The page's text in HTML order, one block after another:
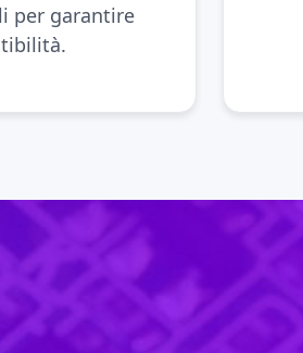
per garantire